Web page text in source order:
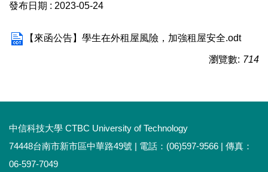
發布日期 : 2023-05-24
【來函公告】學生在外租屋風險，加強租屋安全.odt
瀏覽數: 714
中信科技大學 CTBC University of Technology
74448台南市新市區中華路49號 | 電話：(06)597-9566 | 傳真：
06-597-7049